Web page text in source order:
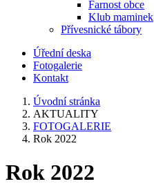
Farnost obce
Klub maminek
Přívesnické tábory
Úřední deska
Fotogalerie
Kontakt
Úvodní stránka
AKTUALITY
FOTOGALERIE
Rok 2022
Rok 2022